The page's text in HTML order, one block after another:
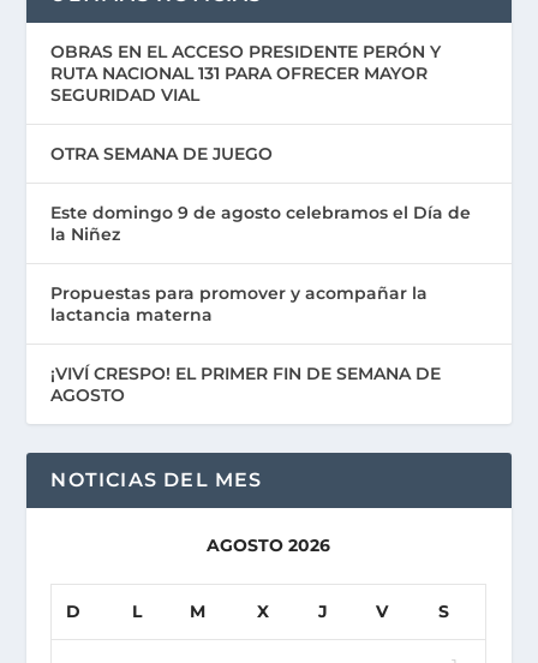
OBRAS EN EL ACCESO PRESIDENTE PERÓN Y
RUTA NACIONAL 131 PARA OFRECER MAYOR
SEGURIDAD VIAL
OTRA SEMANA DE JUEGO
Este domingo 9 de agosto celebramos el Día de
la Niñez
Propuestas para promover y acompañar la
lactancia materna
¡VIVÍ CRESPO! EL PRIMER FIN DE SEMANA DE
AGOSTO
NOTICIAS DEL MES
AGOSTO 2026
D L M X J V S